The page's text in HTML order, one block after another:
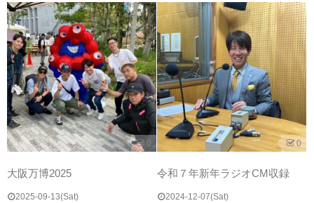
0
大阪万博2025
2025-09-13(Sat)
0
令和７年新年ラジオCM収録
2024-12-07(Sat)